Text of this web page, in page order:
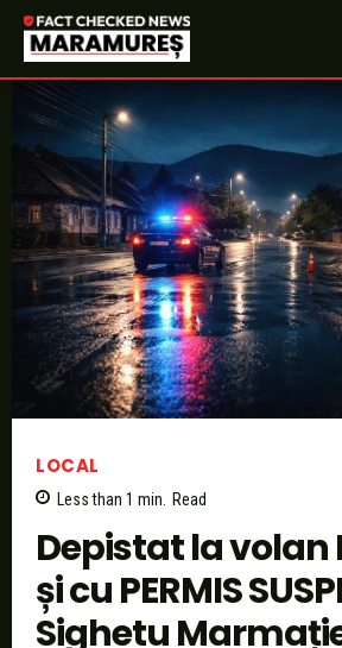
LOCAL
Less than 1 min. Read
Depistat la volan
și cu PERMIS
Sighetu